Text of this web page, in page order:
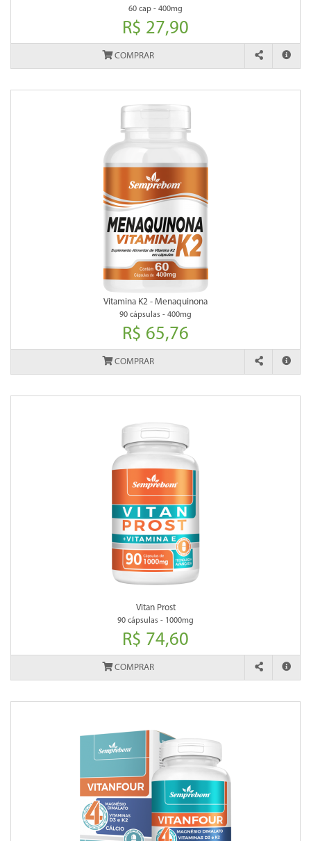
60 cap - 400mg
R$ 27,90
COMPRAR
Vitamina K2 - Menaquinona
90 cápsulas - 400mg
R$ 65,76
COMPRAR
Vitan Prost
90 cápsulas - 1000mg
R$ 74,60
COMPRAR